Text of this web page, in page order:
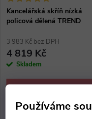
Používáme
Kancelářská skříň nízká
policová dělená TREND
3 983 Kč bez DPH
4 819 Kč
Skladem